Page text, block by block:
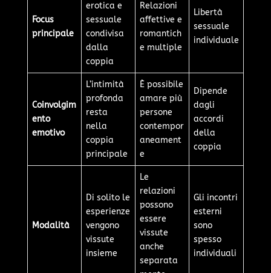
Focus
principale
erotica e
sessuale
condivisa
dalla
coppia
Relazioni
affettive e
romantich
e multiple
Libertà
sessuale
individuale
Coinvolgim
ento
emotivo
L’intimità
profonda
resta
nella
coppia
principale
È possibile
amare più
persone
contempor
aneament
e
Dipende
dagli
accordi
della
coppia
Modalità
Di solito le
esperienze
vengono
vissute
insieme
Le
relazioni
possono
essere
vissute
anche
separata
Gli incontri
esterni
sono
spesso
individuali